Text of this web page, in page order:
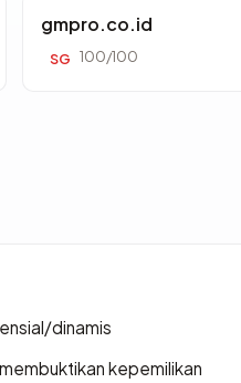
gmpro.co.id
SG 100/100
dinamis
kepemilikan